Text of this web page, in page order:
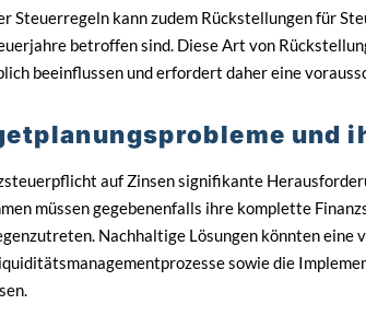
Steuerregeln kann zudem Rückstellungen für
betroffen sind. Diese Art von
beeinflussen und erfordert daher eine
und
auf Zinsen signifikante
müssen gegebenenfalls ihre komplette
Nachhaltige Lösungen könnten eine
sowie die